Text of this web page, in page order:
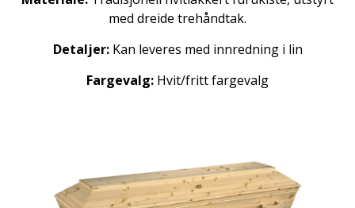
med dreide trehåndtak.
Detaljer:Kan leveres med innredning i lin
Fargevalg: Hvit/fritt fargevalg